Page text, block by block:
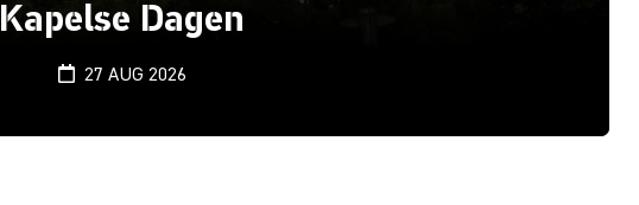
Kapelse Dagen
27 AUG 2026